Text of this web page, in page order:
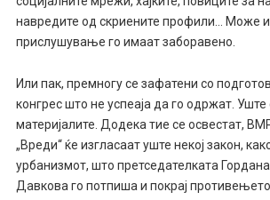
навредите од скриените профили… Може
прислушување го имаат заборавено.
Или пак, премногу се зафатени со
конгрес што не успеаја да го одржат. Уште
материјалите. Додека тие се освестат,
„Вреди“ ќе изгласаат уште некој закон,
урбанизмот, што претседателката
Давкова го потпиша и покрај